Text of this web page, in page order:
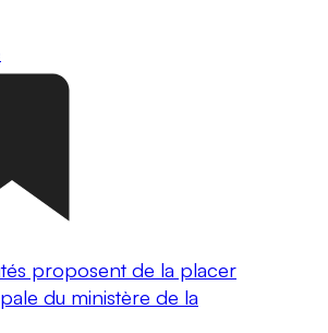
proposent de la placer
du ministère de la